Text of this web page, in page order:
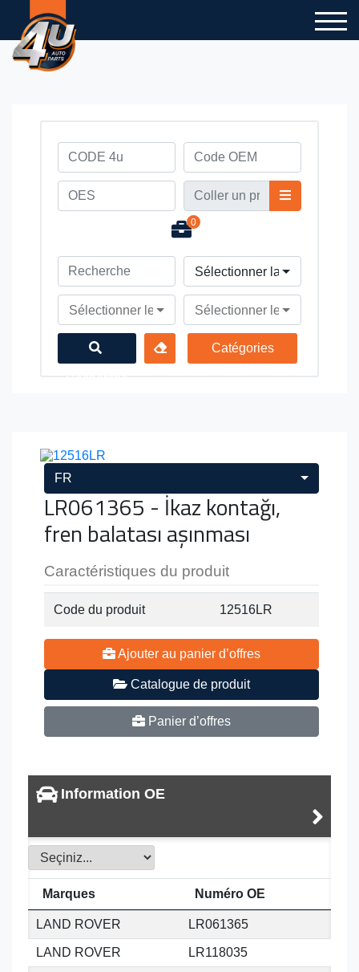
0
Sélectionner la marque du
Sélectionner le modèle du véhicule
Sélectionner le type du
Catégories
FR
LR061365 - İkaz kontağı,
fren balatası aşınması
Caractéristiques du produit
Code du produit 12516LR
Ajouter au panier d’offres
Catalogue de produit
Panier d’offres
Information OE
Marques Numéro OE
LAND ROVER LR061365
LAND ROVER LR118035